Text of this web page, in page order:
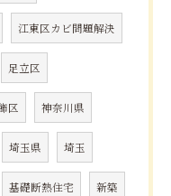
江東区カビ問題解決
足立区
区 神奈川県
埼玉県 埼玉
基礎断熱住宅 新築